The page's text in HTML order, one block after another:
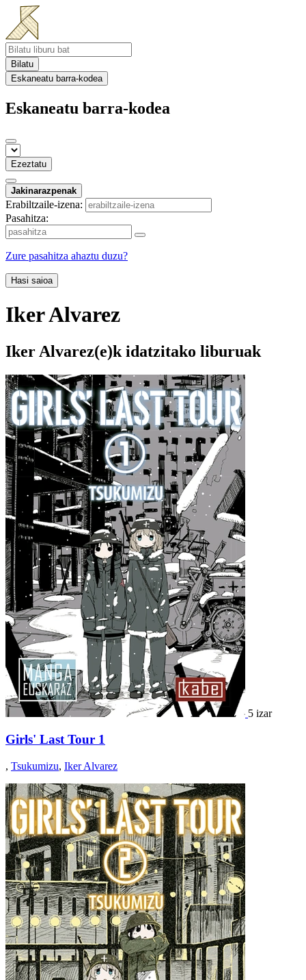
Bilatu
Eskaneatu barra-kodea
Eskaneatu barra-kodea
Ezeztatu
Jakinarazpenak
Erabiltzaile-izena:
Pasahitza:
Zure pasahitza ahaztu duzu?
Hasi saioa
Iker Alvarez
Iker Alvarez(e)k idatzitako liburuak
5 izar
Girls' Last Tour 1
, Tsukumizu, Iker Alvarez